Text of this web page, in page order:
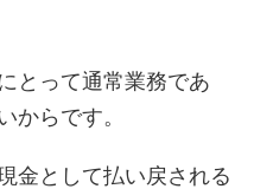
とって通常業務であ
からです。
金として払い戻される